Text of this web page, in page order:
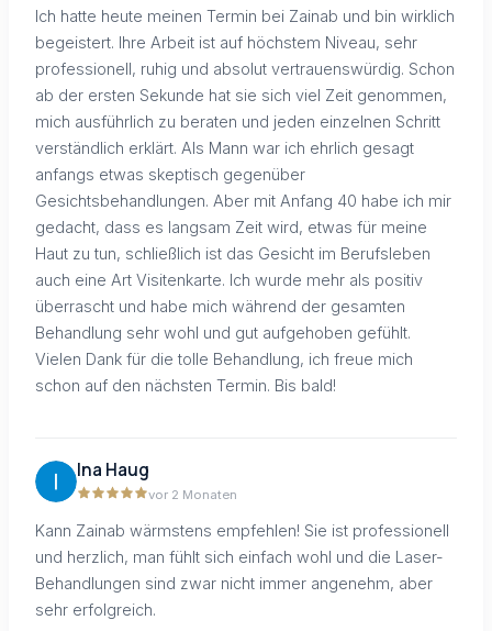
Ich hatte heute meinen Termin bei Zainab und bin wirklich
begeistert. Ihre Arbeit ist auf höchstem Niveau, sehr
professionell, ruhig und absolut vertrauenswürdig. Schon
ab der ersten Sekunde hat sie sich viel Zeit genommen,
mich ausführlich zu beraten und jeden einzelnen Schritt
verständlich erklärt. Als Mann war ich ehrlich gesagt
anfangs etwas skeptisch gegenüber
Gesichtsbehandlungen. Aber mit Anfang 40 habe ich mir
gedacht, dass es langsam Zeit wird, etwas für meine
Haut zu tun, schließlich ist das Gesicht im Berufsleben
auch eine Art Visitenkarte. Ich wurde mehr als positiv
überrascht und habe mich während der gesamten
Behandlung sehr wohl und gut aufgehoben gefühlt.
Vielen Dank für die tolle Behandlung, ich freue mich
schon auf den nächsten Termin. Bis bald!
Ina Haug
vor 2 Monaten
Kann Zainab wärmstens empfehlen! Sie ist professionell
und herzlich, man fühlt sich einfach wohl und die Laser-
Behandlungen sind zwar nicht immer angenehm, aber
sehr erfolgreich.